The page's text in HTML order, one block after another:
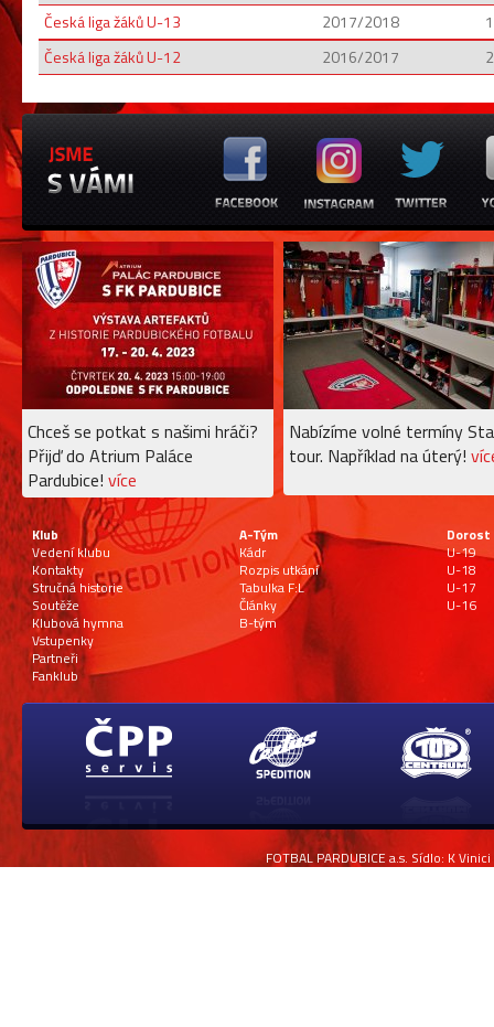
Česká liga žáků U-13
2017/2018
Česká liga žáků U-12
2016/2017
Chceš se potkat s našimi hráči?
Přijď do Atrium Paláce
Pardubice! více
Nabízíme volné termíny
tour. Například na úterý!
Klub
Vedení klubu
Kontakty
Stručná historie
Soutěže
Klubová hymna
Vstupenky
Partneři
Fanklub
A-Tým
Kádr
Rozpis utkání
Tabulka F:L
Články
B-tým
Dorost
U-19
U-18
U-17
U-16
FOTBAL PARDUBICE a.s. Sídlo: K